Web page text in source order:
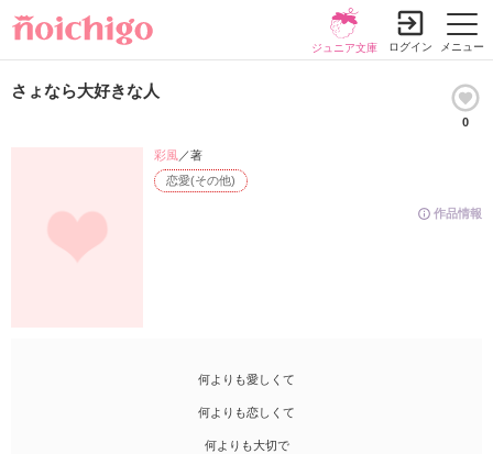
メニュー
ジュニア文庫 ログイン
さょなら大好きな人
0
作品情報
恋愛(その他)
彩風 ／著
何よりも愛しくて
何よりも恋しくて
何よりも大切で